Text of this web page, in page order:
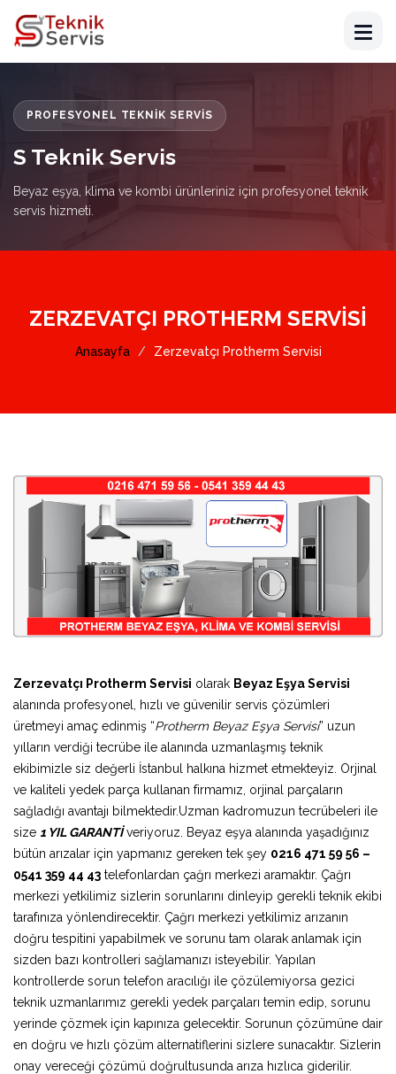
PROFESYONEL TEKNIK SERVIS
S Teknik Servis
Beyaz eşya, klima ve kombi ürünleriniz için profesyonel teknik
servis hizmeti.
ZERZEVATÇI PROTHERM SERVISI
Anasayfa Zerzevatçı Protherm Servisi
Zerzevatçı Protherm Servisi olarak Beyaz Eşya Servisi
alanında profesyonel, hızlı ve güvenilir servis çözümleri
üretmeyi amaç edinmiş “Protherm Beyaz Eşya Servisi” uzun
yılların verdiği tecrübe ile alanında uzmanlaşmış teknik
ekibimizle siz değerli İstanbul halkına hizmet etmekteyiz. Orjinal
ve kaliteli yedek parça kullanan firmamız, orjinal parçaların
sağladığı avantajı bilmektedir.Uzman kadromuzun tecrübeleri ile
size 1 YIL GARANTİveriyoruz. Beyaz eşya alanında yaşadığınız
bütün arızalar için yapmanız gereken tek şey 0216 471 59 56 –
0541 359 44 43 telefonlardan çağrı merkezi aramaktır. Çağrı
merkezi yetkilimiz sizlerin sorunlarını dinleyip gerekli teknik ekibi
tarafınıza yönlendirecektir. Çağrı merkezi yetkilimiz arızanın
doğru tespitini yapabilmek ve sorunu tam olarak anlamak için
sizden bazı kontrolleri sağlamanızı isteyebilir. Yapılan
kontrollerde sorun telefon aracılığı ile çözülemiyorsa gezici
teknik uzmanlarımız gerekli yedek parçaları temin edip, sorunu
yerinde çözmek için kapınıza gelecektir. Sorunun çözümüne dair
en doğru ve hızlı çözüm alternatiflerini sizlere sunacaktır. Sizlerin
onay vereceği çözümü doğrultusunda arıza hızlıca giderilir.